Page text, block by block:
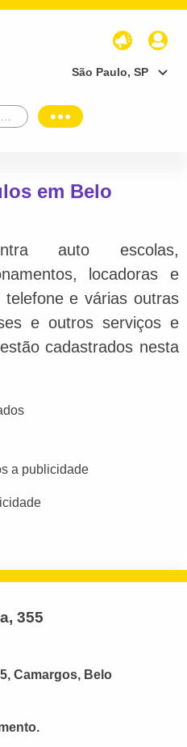
São Paulo, SP
em Belo
auto escolas,
locadoras e
e várias outras
e outros serviços e
cadastrados nesta
a publicidade
355
Camargos, Belo